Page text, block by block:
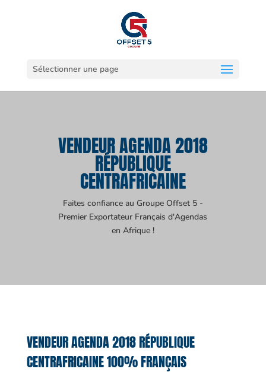
Sélectionner une page
VENDEUR AGENDA 2018
RÉPUBLIQUE
CENTRAFRICAINE
Faites confiance au Groupe Offset 5 -
Premier Exportateur Français d'Agendas
en Afrique !
VENDEUR AGENDA 2018 RÉPUBLIQUE
CENTRAFRICAINE 100% FRANÇAIS